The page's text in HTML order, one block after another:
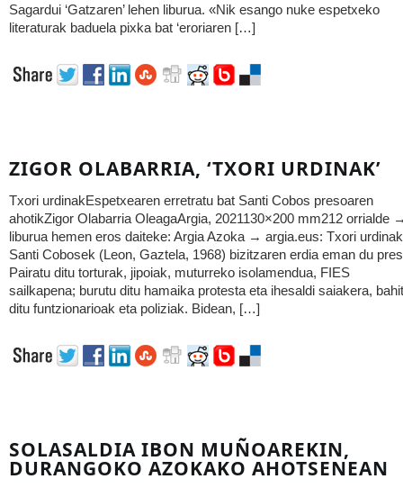
Sagardui ‘Gatzaren’ lehen liburua. «Nik esango nuke espetxeko
literaturak baduela pixka bat ‘eroriaren […]
ZIGOR OLABARRIA, ‘TXORI URDINAK’
Txori urdinakEspetxearen erretratu bat Santi Cobos presoaren
ahotikZigor Olabarria OleagaArgia, 2021130×200 mm212 orrialde
liburua hemen eros daiteke: Argia Azoka → argia.eus: Txori urdinak
Santi Cobosek (Leon, Gaztela, 1968) bizitzaren erdia eman du
Pairatu ditu torturak, jipoiak, muturreko isolamendua, FIES
sailkapena; burutu ditu hamaika protesta eta ihesaldi saiakera,
ditu funtzionarioak eta poliziak. Bidean, […]
SOLASALDIA IBON MUÑOAREKIN,
DURANGOKO AZOKAKO AHOTSENEAN